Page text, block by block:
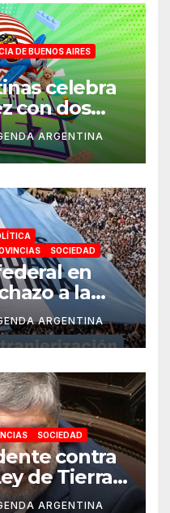
DE BUENOS AIRES
celebra
con dos
ARGENTINA
SOCIEDAD
en
a la
de Tierras
«La
ARGENTINA
SOCIEDAD
contra
de Tierras:
país»
ARGENTINA